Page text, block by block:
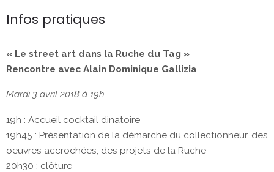
Infos pratiques
« Le street art dans la Ruche du Tag »
Rencontre avec Alain Dominique Gallizia
Mardi 3 avril 2018 à 19h
19h : Accueil cocktail dinatoire
19h45 : Présentation de la démarche du collectionneur, des
oeuvres accrochées, des projets de la Ruche
20h30 : clôture